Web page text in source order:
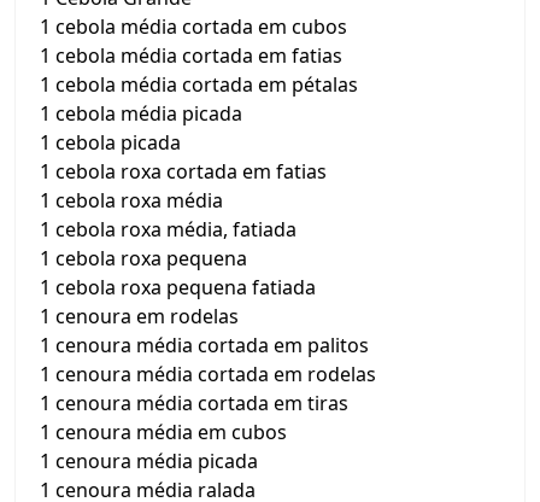
1 cebola média cortada em cubos
1 cebola média cortada em fatias
1 cebola média cortada em pétalas
1 cebola média picada
1 cebola picada
1 cebola roxa cortada em fatias
1 cebola roxa média
1 cebola roxa média, fatiada
1 cebola roxa pequena
1 cebola roxa pequena fatiada
1 cenoura em rodelas
1 cenoura média cortada em palitos
1 cenoura média cortada em rodelas
1 cenoura média cortada em tiras
1 cenoura média em cubos
1 cenoura média picada
1 cenoura média ralada